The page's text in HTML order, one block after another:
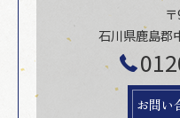
石川県鹿島郡
お問い